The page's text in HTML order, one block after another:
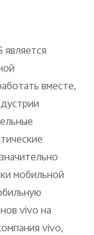
вместе,
мобильной
vivo на
vivo,